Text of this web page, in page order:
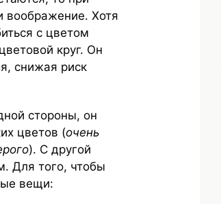
воображение. Хотя
с цветом
круг. Он
снижая риск
стороны, он
цветов (очень
). С другой
Для того, чтобы
вещи: